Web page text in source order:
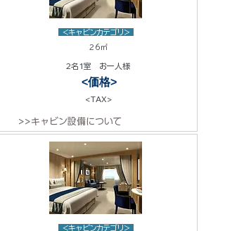
<キャビンカテゴリ>
26㎡
2名1室 お一人様
<価格>
<TAX>
>>キャビン設備について
<キャビンカテゴリ>